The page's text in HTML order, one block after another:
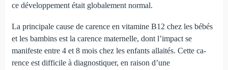
ce développement était globalement normal.
La principale cause de carence en vitamine B12 chez les bé­bés
et les bambins est la carence maternelle, dont l’impact se
manifeste entre 4 et 8 mois chez les enfants allaités. Cette ca­
rence est difficile à diagnostiquer, en raison d’une